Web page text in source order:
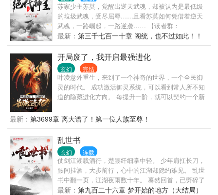
苏家少主苏莫，觉醒出逆天武魂，却被认为是最低级
的垃圾武魂，受尽屈辱……且看苏莫如何凭借着逆天
武魂，一路崛起，一路逆袭…… 【读者群：
703269794】
最新： 第三千七百一十章 阁统，也不过如此！！
开局废了，我开启最强进化
玄幻 完结
叶凌意外重生，来到了一个神奇的世界，一个全民御
灵的时代。 成功激活御灵系统，可以看到常人所不知
道的隐藏进化方向。 每提升一阶，就可以契约一个新
世人眼中，废物得不行的僵尸。 但是在觉醒系统的叶
凌眼中，自己的僵尸却是一个超级灵宠！ 他的僵尸，
不仅战力十足，而且可颜可飒！ 不仅是第一个灵宠，
之后叶凌的每一个灵宠，全都能进化为人形。
最新： 第3699章 离大谱了！第一位人族至尊！
乱世书
玄幻 连载
仗剑江湖载酒行，楚腰纤细掌中轻。 少年肩扛长刀，
腰间挂酒，大步前行，心中的江湖却隐约难见。 乱世
书中翻一页，江湖夜雨数十年。 蓦然回首，已劈碎了
人间。
最新： 第九百二十六章 梦开始的地方（大结局）